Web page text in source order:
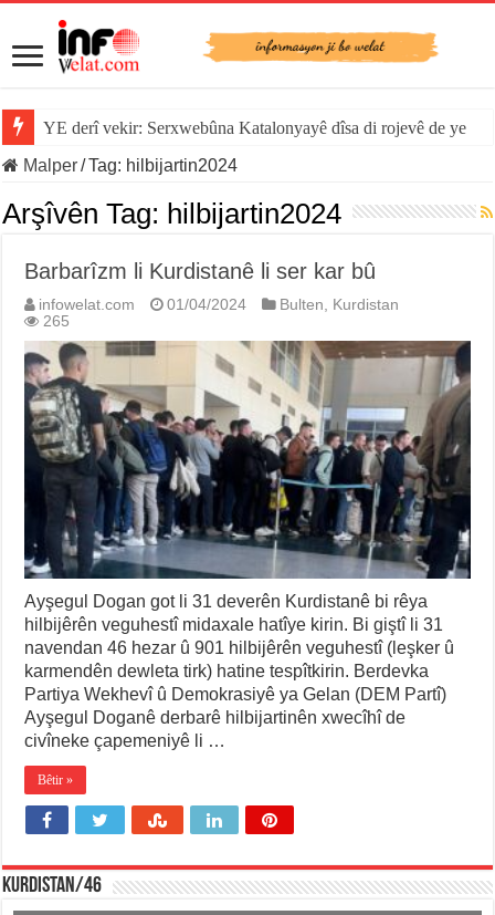
YE derî vekir: Serxwebûna Katalonyayê dîsa di rojevê de ye
Malper/Tag: hilbijartin2024
Arşîvên Tag: hilbijartin2024
Barbarîzm li Kurdistanê li ser kar bû
infowelat.com 01/04/2024 Bulten, Kurdistan
265
Ayşegul Dogan got li 31 deverên Kurdistanê bi rêya
hilbijêrên veguhestî midaxale hatîye kirin. Bi giştî li 31
navendan 46 hezar û 901 hilbijêrên veguhestî (leşker û
karmendên dewleta tirk) hatine tespîtkirin. Berdevka
Partiya Wekhevî û Demokrasiyê ya Gelan (DEM Partî)
Ayşegul Doganê derbarê hilbijartinên xwecîhî de
civîneke çapemeniyê li …
Bêtir »
KURDISTAN/46